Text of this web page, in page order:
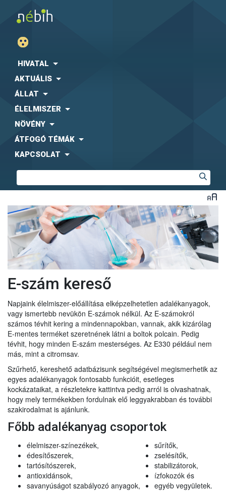
HIVATAL
AKTUÁLIS
ÁLLAT
ÉLELMISZER
NÖVÉNY
ÁTFOGÓ TÉMÁK
KAPCSOLAT
E-szám kereső
Napjaink élelmiszer-előállítása elképzelhetetlen adalékanyagok,
vagy ismertebb nevükön E-számok nélkül. Az E-számokról
számos tévhit kering a mindennapokban, vannak, akik kizárólag
E-mentes terméket szeretnének látni a boltok polcain. Pedig
tévhit, hogy minden E-szám mesterséges. Az E330 például nem
más, mint a citromsav.
Szűrhető, kereshető adatbázisunk segítségével megismerhetik az
egyes adalékanyagok fontosabb funkcióit, esetleges
kockázataikat, a részletekre kattintva pedig arról is olvashatnak,
hogy mely termékekben fordulnak elő leggyakrabban és további
szakirodalmat is ajánlunk.
Főbb adalékanyag csoportok
élelmiszer-színezékek,
édesítőszerek,
tartósítószerek,
antioxidánsok,
savanyúságot szabályozó anyagok,
sűrítők,
zselésítők,
stabilizátorok,
ízfokozók és
egyéb vegyületek.